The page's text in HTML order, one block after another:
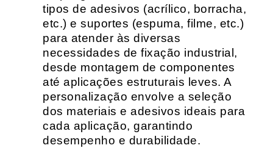
tipos de adesivos (acrílico, borracha,
etc.) e suportes (espuma, filme, etc.)
para atender às diversas
necessidades de fixação industrial,
desde montagem de componentes
até aplicações estruturais leves. A
personalização envolve a seleção
dos materiais e adesivos ideais para
cada aplicação, garantindo
desempenho e durabilidade.